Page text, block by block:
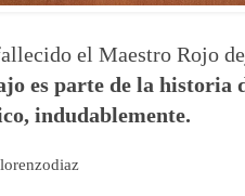
el Maestro Rojo
es parte de la historia
indudablemente.